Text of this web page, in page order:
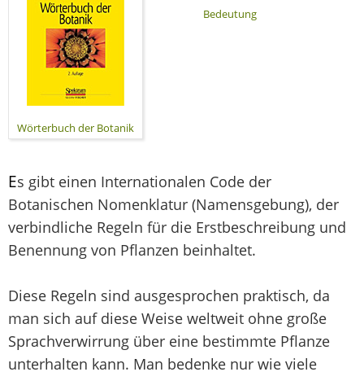
Bedeutung
Wörterbuch der Botanik
Es gibt einen Internationalen Code der
Botanischen Nomenklatur (Namensgebung), der
verbindliche Regeln für die Erstbeschreibung und
Benennung von Pflanzen beinhaltet.
Diese Regeln sind ausgesprochen praktisch, da
man sich auf diese Weise weltweit ohne große
Sprachverwirrung über eine bestimmte Pflanze
unterhalten kann. Man bedenke nur wie viele